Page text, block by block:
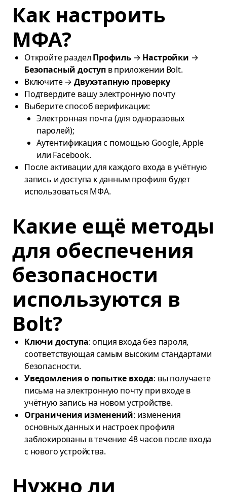
Как настроить
МФА?
Откройте раздел Профиль→ Настройки →
Безопасный доступ в приложении Bolt.
Включите →Двухэтапную проверку
Подтвердите вашу электронную почту
Выберите способ верификации:
Электронная почта (для одноразовых
паролей);
Аутентификация с помощью Google, Apple
или Facebook.
После активации для каждого входа в учётную
запись и доступа к данным профиля будет
использоваться МФА.
Какие ещё методы
для обеспечения
безопасности
используются в
Bolt?
Ключи доступа: опция входа без пароля,
соответствующая самым высоким стандартами
безопасности.
Уведомления о попытке входа: вы получаете
письма на электронную почту при входе в
учётную запись на новом устройстве.
Ограничения изменений: изменения
основных данных и настроек профиля
заблокированы в течение 48 часов после входа
с нового устройства.
Нужно ли